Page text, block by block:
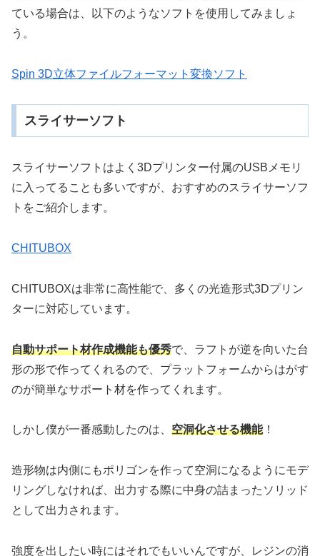
ている場合は、以下のようなソフトを使用してみましょ
う。
Spin 3D立体ファイルフォーマット変換ソフト
スライサーソフト
スライサーソフトはよく3Dプリンター付属のUSBメモリ
に入ってることも多いですが、おすすめのスライサーソフ
トをご紹介します。
CHITUBOX
CHITUBOXは非常に高性能で、多くの光造形式3Dプリン
ターに対応しています。
自動サポート材作成機能も優秀で、ラフトが逆を向いた台
形の形で作ってくれるので、プラットフォームからはがす
のが簡単なサポート材を作ってくれます。
しかし僕が一番感動したのは、 空洞化させる機能！
造形物は内側にもポリゴンを作って空洞になるようにモデ
リングしなければ、出力する際に中身の詰まったソリッド
として出力されます。
強度を出したい時にはそれでもいいんですが、レジンの消